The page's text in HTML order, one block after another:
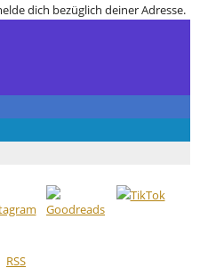
dich bezüglich deiner Adresse.